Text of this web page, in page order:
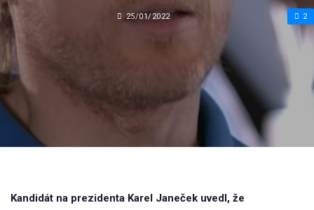
25/01/2022 2
Kandidát na prezidenta Karel Janeček uvedl, že